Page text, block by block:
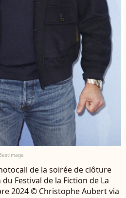
de la soirée de clôture
Festival de la Fiction de La
2024 © Christophe Aubert via